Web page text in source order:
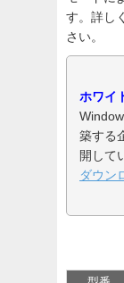
す。詳し
さい。
ホワイ
築する
開して
ダウン